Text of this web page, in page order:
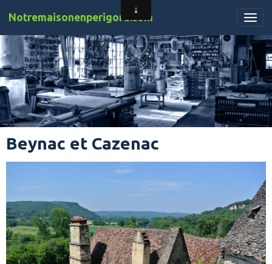
Notremaisonenperigord.com
Beynac et Cazenac